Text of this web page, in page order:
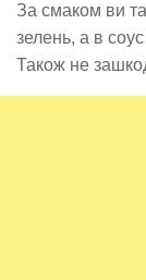
За смаком ви
зелень, а в соус
Також не